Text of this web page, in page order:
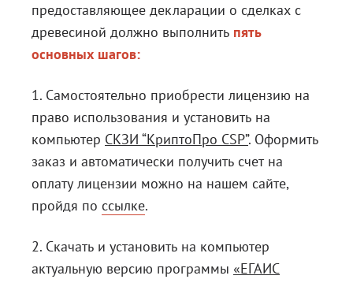
предоставляющее декларации о сделках с
древесиной должно выполнить пять
основных шагов:
1. Самостоятельно приобрести лицензию на
право использования и установить на
компьютер СКЗИ “КриптоПро CSP”. Оформить
заказ и автоматически получить счет на
оплату лицензии можно на нашем сайте,
пройдя по ссылке.
2. Скачать и установить на компьютер
актуальную версию программы «ЕГАИС